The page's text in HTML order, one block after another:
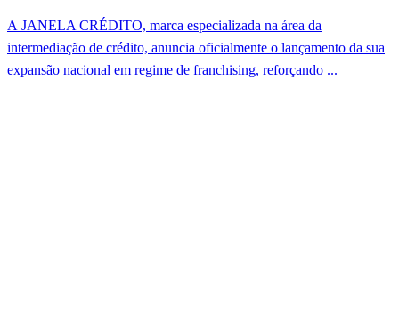
A JANELA CRÉDITO, marca especializada na área da
intermediação de crédito, anuncia oficialmente o lançamento da sua
expansão nacional em regime de franchising, reforçando ...